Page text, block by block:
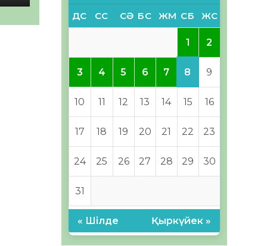
ДС СС СӘ БС ЖМ СБ ЖС
1 2
3 4 5 6 7 8 9
10 11 12 13 14 15 16
17 18 19 20 21 22 23
24 25 26 27 28 29 30
31
« Шілде Қыркүйек »